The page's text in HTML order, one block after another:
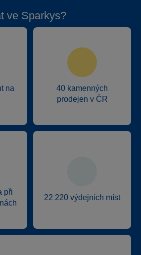
ve Sparkys?
na
40 kamenných
prodejen v ČR
při
22 220 výdejních míst